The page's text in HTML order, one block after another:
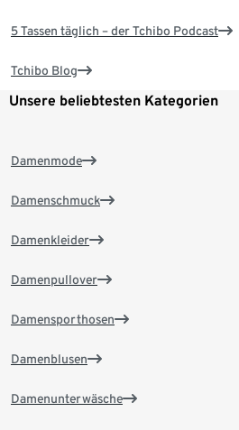
5 Tassen täglich – der Tchibo Podcast
Tchibo Blog
Unsere beliebtesten Kategorien
Damenmode
Damenschmuck
Damenkleider
Damenpullover
Damensporthosen
Damenblusen
Damenunterwäsche